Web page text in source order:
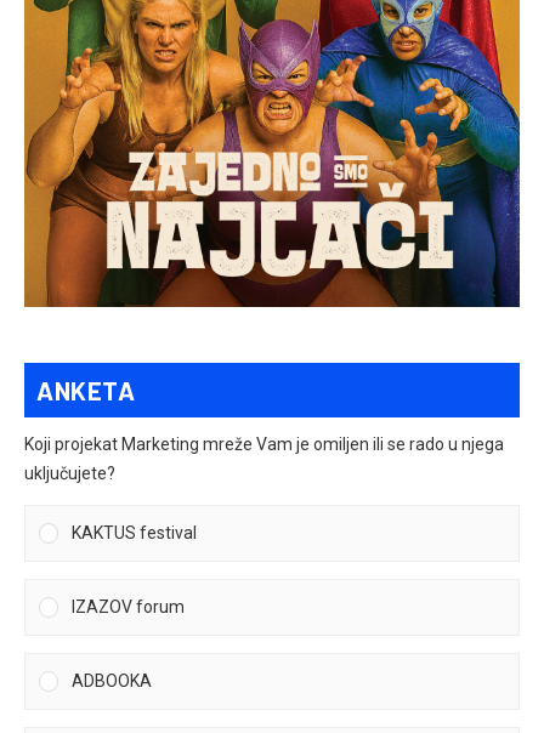
ANKETA
Koji projekat Marketing mreže Vam je omiljen ili se rado u njega
uključujete?
KAKTUS festival
IZAZOV forum
ADBOOKA